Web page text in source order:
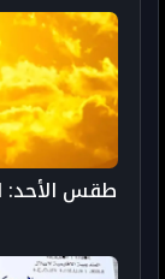
طقس الأحد: